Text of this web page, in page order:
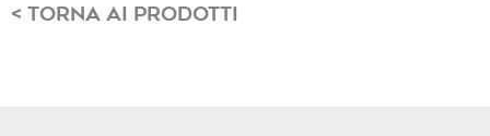
< TORNA AI PRODOTTI